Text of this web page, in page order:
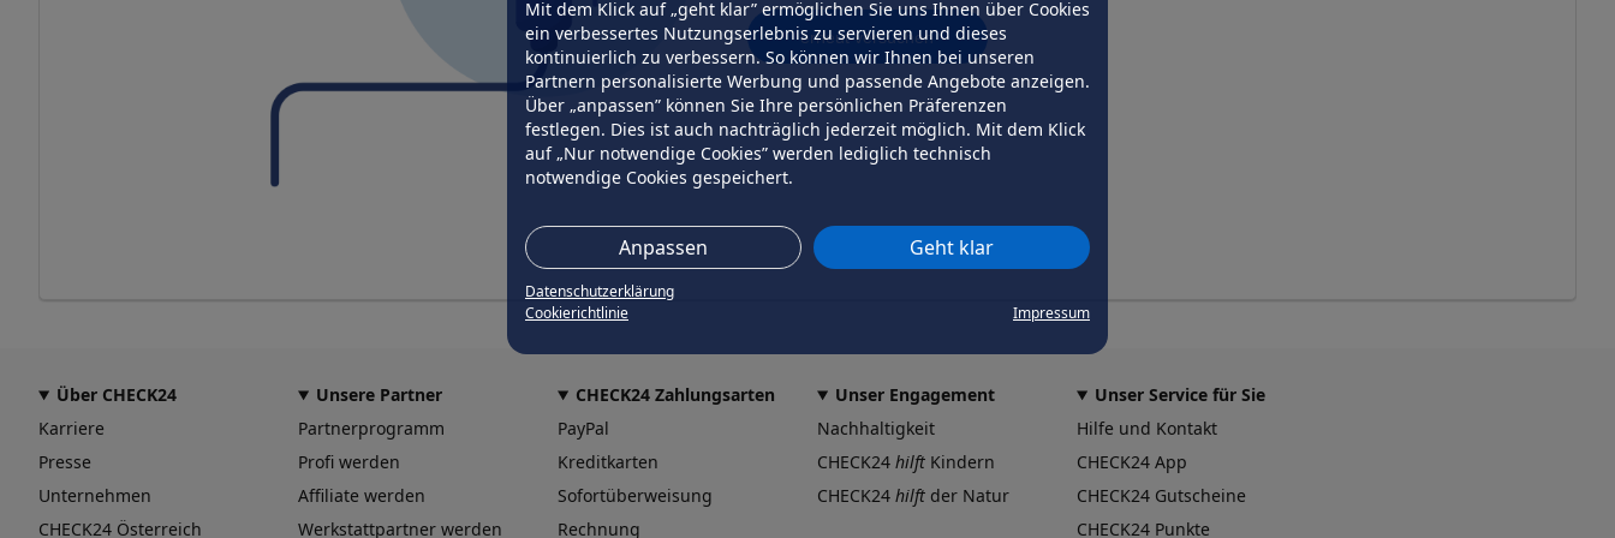
Mit dem Klick auf „geht klar” ermöglichen Sie uns Ihnen über Cookies
ein verbessertes Nutzungserlebnis zu servieren und dieses
kontinuierlich zu verbessern. So können wir Ihnen bei unseren
Partnern personalisierte Werbung und passende Angebote anzeigen.
Über „anpassen” können Sie Ihre persönlichen Präferenzen
festlegen. Dies ist auch nachträglich jederzeit möglich. Mit dem Klick
auf „Nur notwendige Cookies” werden lediglich technisch
notwendige Cookies gespeichert.
Anpassen Geht klar
Datenschutzerklärung
Cookierichtlinie
Impressum
erneut versuchen
Über CHECK24
Karriere
Presse
Unternehmen
CHECK24 Österreich
Unsere Partner
Partnerprogramm
Profi werden
Affiliate werden
Werkstattpartner werden
CHECK24 Zahlungsarten
PayPal
Kreditkarten
Sofortüberweisung
Rechnung
Unser Engagement
Nachhaltigkeit
CHECK24 hilft Kindern
CHECK24 hilft der Natur
Unser Service für Sie
Hilfe und Kontakt
CHECK24 App
CHECK24 Gutscheine
CHECK24 Punkte